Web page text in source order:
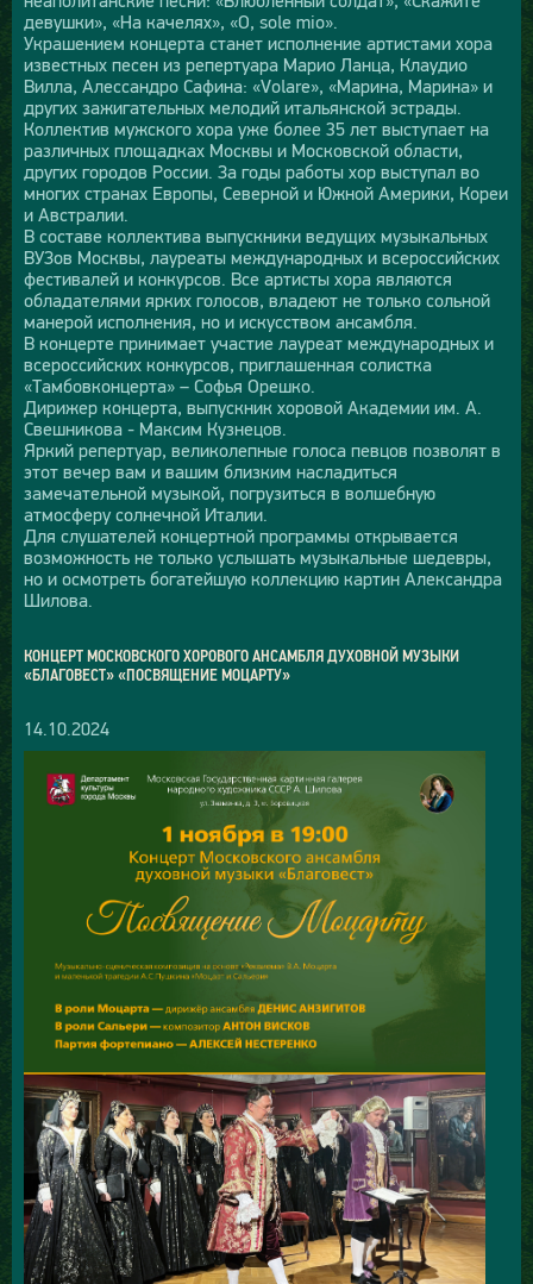
девушки», «На качелях», «О, sole mio».
Украшением концерта станет исполнение артистами хора
известных песен из репертуара Марио Ланца, Клаудио
Вилла, Алессандро Сафина: «Volare», «Марина, Марина» и
других зажигательных мелодий итальянской эстрады.
Коллектив мужского хора уже более 35 лет выступает на
различных площадках Москвы и Московской области,
других городов России. За годы работы хор выступал во
многих странах Европы, Северной и Южной Америки, Кореи
и Австралии.
В составе коллектива выпускники ведущих музыкальных
ВУЗов Москвы, лауреаты международных и всероссийских
фестивалей и конкурсов. Все артисты хора являются
обладателями ярких голосов, владеют не только сольной
манерой исполнения, но и искусством ансамбля.
В концерте принимает участие лауреат международных и
всероссийских конкурсов, приглашенная солистка
«Тамбовконцерта» – Софья Орешко.
Дирижер концерта, выпускник хоровой Академии им. А.
Свешникова - Максим Кузнецов.
Яркий репертуар, великолепные голоса певцов позволят в
этот вечер вам и вашим близким насладиться
замечательной музыкой, погрузиться в волшебную
атмосферу солнечной Италии.
Для слушателей концертной программы открывается
возможность не только услышать музыкальные шедевры,
но и осмотреть богатейшую коллекцию картин Александра
Шилова.
КОНЦЕРТ МОСКОВСКОГО ХОРОВОГО АНСАМБЛЯ ДУХОВНОЙ МУЗЫКИ
«БЛАГОВЕСТ» «ПОСВЯЩЕНИЕ МОЦАРТУ»
14.10.2024